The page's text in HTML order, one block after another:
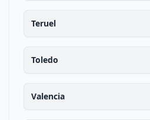
Teruel
Toledo
Valencia